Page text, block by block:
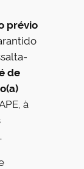
prévio
de
à